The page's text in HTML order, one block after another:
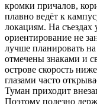
кромки причалов,
плавно ведёт к
локациям. На съездах
ориентирование не
лучше планировать
отмечены знаками и
острове скорость
глазами часто
Туман приходит
Поэтому полезно